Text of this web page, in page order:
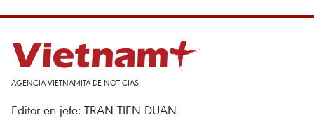
AGENCIA VIETNAMITA DE NOTICIAS
Editor en jefe: TRAN TIEN DUAN